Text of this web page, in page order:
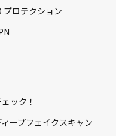
プロテクション
ック！
ープフェイクスキャン